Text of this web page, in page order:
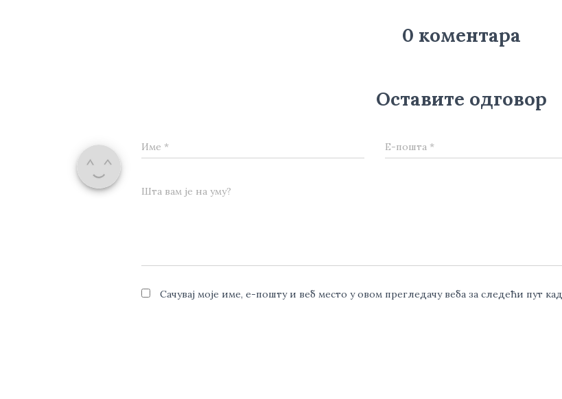
0 коментара
Оставите одговор
Име * Е-пошта *
Шта вам је на уму?
Сачувај моје име, е-пошту и веб место у овом прегледачу веба за следећи пут